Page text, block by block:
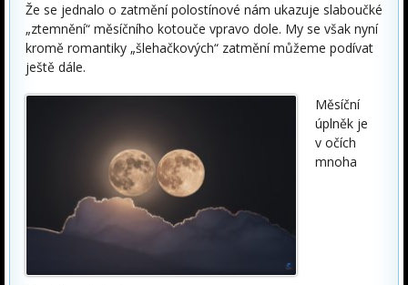
Že se jednalo o zatmění polostínové nám ukazuje slaboučké
„ztemnění“ měsíčního kotouče vpravo dole. My se však nyní
kromě romantiky „šlehačkových“ zatmění můžeme podívat
ještě dále.
Měsíční
úplněk je
v očích
mnoha